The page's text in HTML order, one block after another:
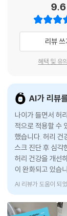
410 척추위생 어떻
412 척추위생 - 요추
414 나는 요추전만
415 맥켄지 신전동
416 척추위생의 첫
418 척추위생의 두
422 허리 디스크 안
423 안적천 경진대
425 안적천을 지켰
427 안적천을 못 지
428 허리가 인생(
431 허리가 인생(
433 깨알 같은 척
하라
434 요점정리
12장 깨알 같은 척추
개정증보판의 1권 1
에 관한 내용이고 2
않게 살아가기 위한
1~7장을 포함하는
1장은 급성 요통과
알아야 하는 해부학
요통으로 시작한 허
개정하였다.
2장은 디스크 탈출
용이다. 초판 2장을
3장은 디스크 탈출
통이 생기는 이유와
해석해야 하는지, 신
9.6
리뷰 쓰
혜택 및 유
AI가 리뷰
나이가 들면서 허
적으로 적용할 수
했습니다. 허리 건
스크 진단 후 심각
허리 건강을 개선
이 완화되고 있습
AI 리뷰가 도움이 되